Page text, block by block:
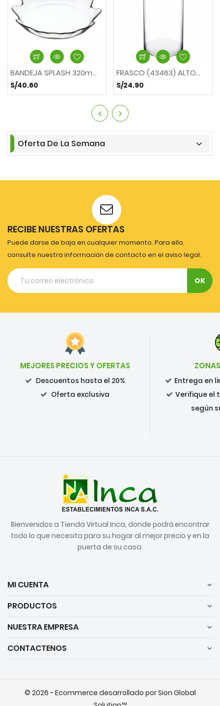
BANDEJA SPLASH 320mm....
S/40.60
FRASCO (43463) ALTO...
S/24.90
Oferta De La Semana
RECIBE NUESTRAS OFERTAS
Puede darse de baja en cualquier momento. Para ello,
consulte nuestra información de contacto en el aviso legal.
MEJORES PRECIOS Y OFERTAS
Descuentos hasta el 20%
Oferta exclusiva
Entrega en
Verifique el
según
Bienvenidos a Tienda Virtual Inca, donde podrá encontrar
todo lo que necesita para su hogar al mejor precio y en la
puerta de su casa.
MI CUENTA
PRODUCTOS
NUESTRA EMPRESA
CONTACTENOS
© 2026 - Ecommerce desarrollado por Sion Global